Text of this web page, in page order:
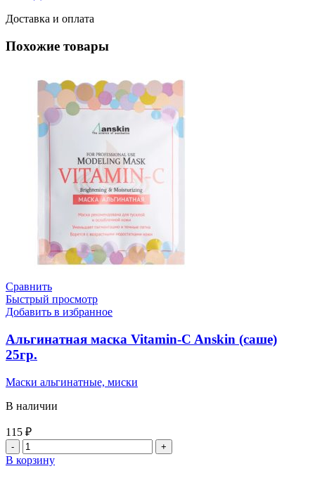
Доставка и оплата
Похожие товары
Сравнить
Быстрый просмотр
Добавить в избранное
Альгинатная маска Vitamin-C Anskin (саше)
25гр.
Маски альгинатные, миски
В наличии
115 ₽
В корзину